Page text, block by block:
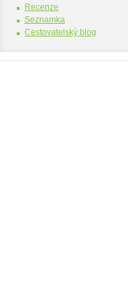
Recenze
Seznamka
Cestovatelský blog